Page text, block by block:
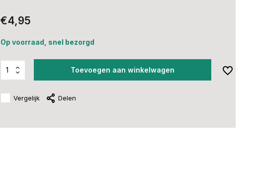
€4,95
Op voorraad, snel bezorgd
Toevoegen aan winkelwagen
Vergelijk Delen